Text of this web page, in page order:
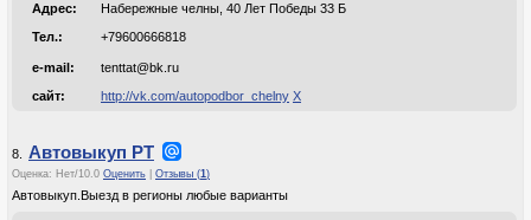
Адрес:
Набережные челны, 40 Лет Победы 33 Б
Тел.:
+79600666818
e-mail:
tenttat@bk.ru
сайт:
http://vk.com/autopodbor_chelny Х
8. Автовыкуп РТ
Оценка: Нет/10.0 Оценить Отзывы (1)
Автовыкуп.Выезд в регионы любые варианты